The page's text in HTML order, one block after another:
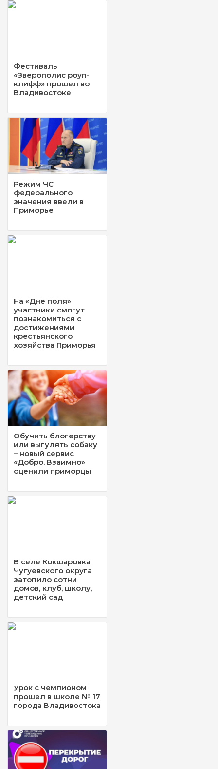
Фестиваль
«Зверополис роуп-
клифф» прошел во
Владивостоке
Режим ЧС
федерального
значения ввели в
Приморье
На «Дне поля»
участники смогут
познакомиться с
достижениями
крестьянского
хозяйства Приморья
Обучить блогерству
или выгулять собаку
– новый сервис
«Добро. Взаимно»
оценили приморцы
В селе Кокшаровка
Чугуевского округа
затопило сотни
домов, клуб, школу,
детский сад
Урок с чемпионом
прошел в школе № 17
города Владивостока